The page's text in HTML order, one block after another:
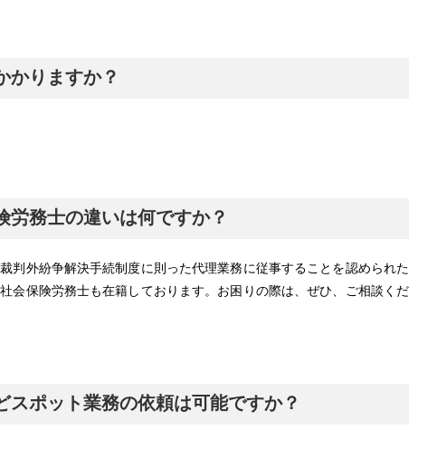
かりますか？
労務士の違いは何ですか？
判外紛争解決手続制度に則った代理業務に従事することを認められた
会保険労務士も在籍しております。お困りの際は、ぜひ、ご相談くだ
ポット業務の依頼は可能ですか？